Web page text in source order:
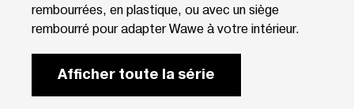
rembourrées, en plastique, ou avec un siège
rembourré pour adapter Wawe à votre intérieur.
Afficher toute la série